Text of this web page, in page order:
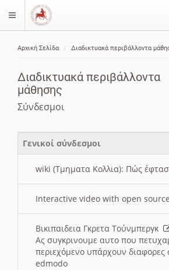
$langMenu
Αρχική Σελίδα Διαδικτυακά περιβάλλοντα
Διαδικτυακά περιβάλλοντα
μάθησης
Σύνδεσμοι
Γενικοί σύνδεσμοι
wiki (Τμηματα Κολλια): Πώς
Interactive video with open source
Βικιπαιδεια Γκρετα Τούνμπεργκ
Ας συγκρινουμε αυτο που
περιεχόμενο υπάρχουν
edmodo